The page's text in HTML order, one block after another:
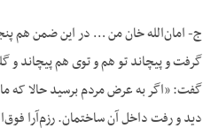
ج- امان‌الله خان من … در این ضمن هم
گرفت و پیچاند تو هم و توی هم پیچاند
گفت: «اگر به عرض مردم برسید حالا که
دید و رفت داخل آن ساختمان. رزم‌آرا